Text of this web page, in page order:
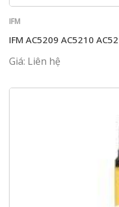
IFM
IFM AC5209 AC5210
Giá: Liên hệ